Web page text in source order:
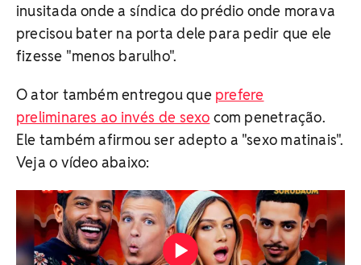
inusitada onde a síndica do prédio onde morava
precisou bater na porta dele para pedir que ele
fizesse "menos barulho".
O ator também entregou que prefere
preliminares ao invés de sexo com penetração.
Ele também afirmou ser adepto a "sexo matinais".
Veja o vídeo abaixo: